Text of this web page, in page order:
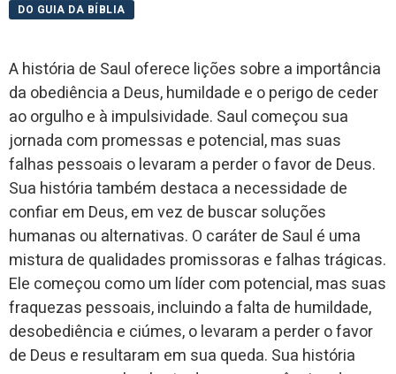
DO GUIA DA BÍBLIA
A história de Saul oferece lições sobre a importância
da obediência a Deus, humildade e o perigo de ceder
ao orgulho e à impulsividade. Saul começou sua
jornada com promessas e potencial, mas suas
falhas pessoais o levaram a perder o favor de Deus.
Sua história também destaca a necessidade de
confiar em Deus, em vez de buscar soluções
humanas ou alternativas. O caráter de Saul é uma
mistura de qualidades promissoras e falhas trágicas.
Ele começou como um líder com potencial, mas suas
fraquezas pessoais, incluindo a falta de humildade,
desobediência e ciúmes, o levaram a perder o favor
de Deus e resultaram em sua queda. Sua história